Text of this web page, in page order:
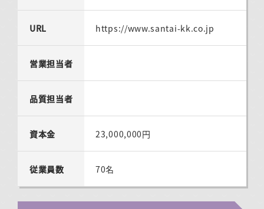
URL https://www.santai-kk.co.jp
営業担当者
品質担当者
資本金 23,000,000円
従業員数 70名